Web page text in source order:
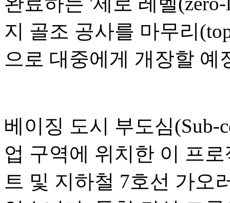
지 골조 공사를 마무리
으로 대중에게 개장할 예
베이징 도시 부도심(Sub-
업 구역에 위치한 이 프
트 및 지하철 7호선 가오